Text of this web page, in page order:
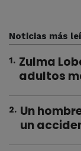
Noticias más
1. Zulma
adultos
2. Un
un